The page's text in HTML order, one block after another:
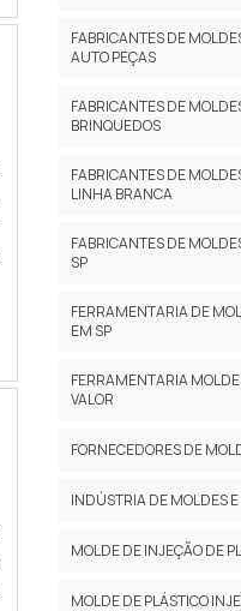
FABRICANTES DE
AUTO PEÇAS
FABRICANTES DE
BRINQUEDOS
FABRICANTES DE
LINHA BRANCA
FABRICANTES DE
SP
FERRAMENTARIA DE
EM SP
FERRAMENTARIA
VALOR
FORNECEDORES DE
INDÚSTRIA DE MOLDES
MOLDE DE INJEÇÃO DE
MOLDE DE PLÁSTICO